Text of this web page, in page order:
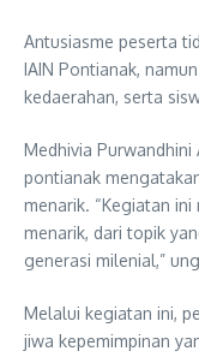
Antusiasme peserta
IAIN Pontianak,
kedaerahan, serta
Medhivia Purwandhini
pontianak
menarik. “Kegiatan
menarik, dari topik
generasi milenial,”
Melalui kegiatan ini,
jiwa kepemimpinan